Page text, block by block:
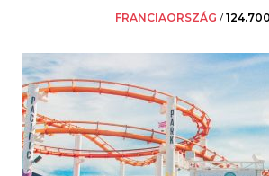
FRANCIAORSZÁG /